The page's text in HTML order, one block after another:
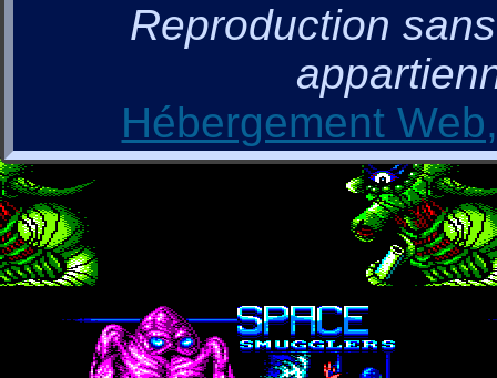
Reproduction
Hébergement